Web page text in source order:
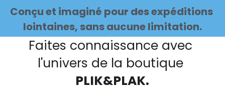
Rechercher
choisir son
Point
relais
Conçu et imaginé pour des expéditions
lointaines, sans aucune limitation.
Faites connaissance avec
PLIK&PLAK.